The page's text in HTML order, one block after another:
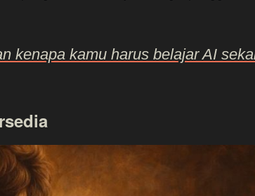
kenapa kamu harus belajar AI